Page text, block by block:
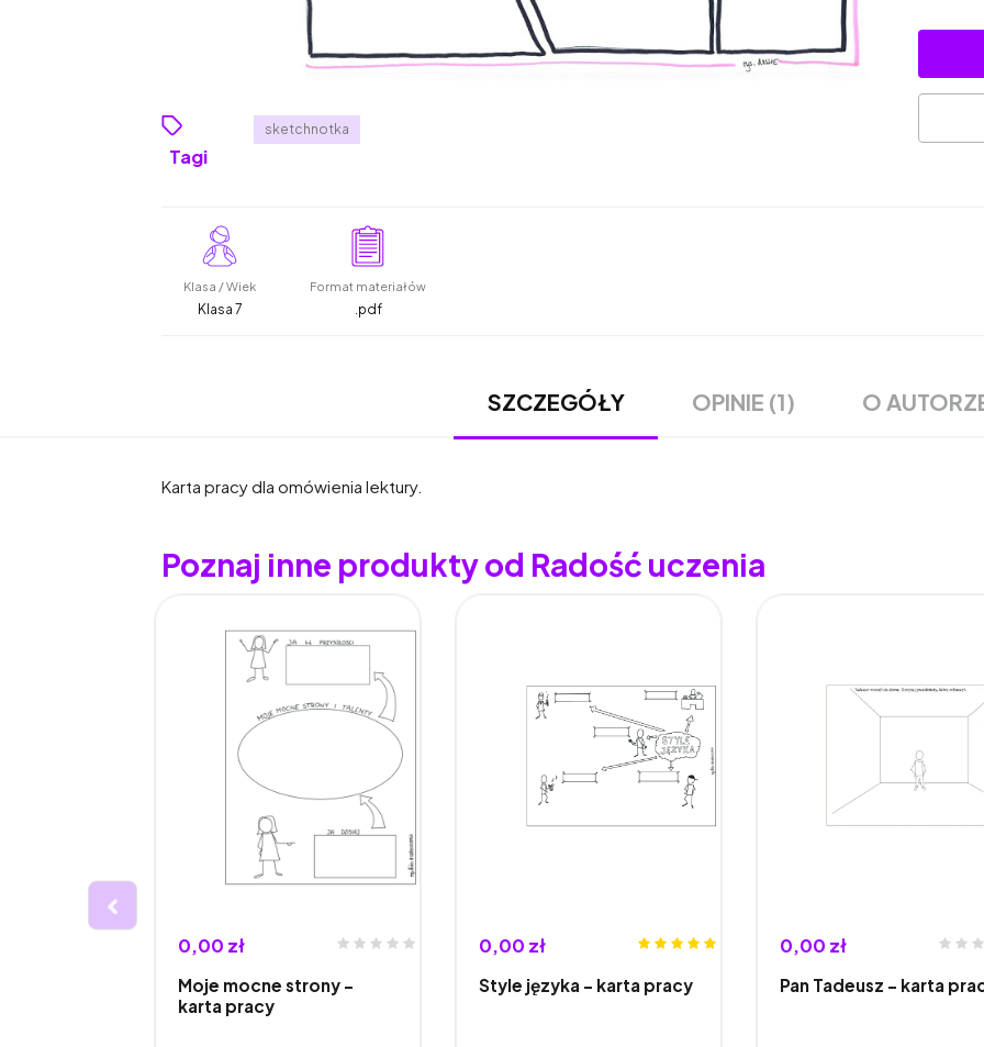
Tagi
sketchnotka
Klasa / Wiek
Klasa 7
Format materiałów
.pdf
SZCZEGÓŁY OPINIE (1) O
Karta pracy dla omówienia lektury.
Poznaj inne produkty od Radość uczenia
0,00 zł
Moje mocne strony -
karta pracy
0,00 zł
Style języka - karta pracy
0,00 zł
Pan Tadeusz - karta